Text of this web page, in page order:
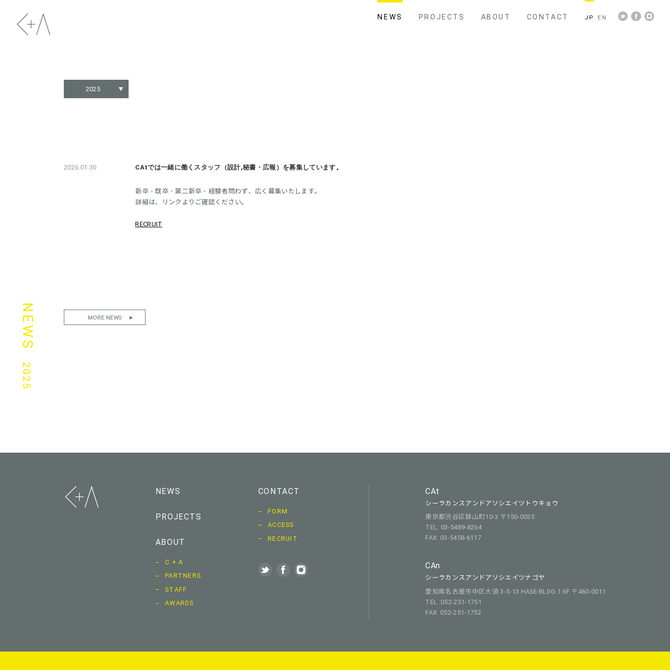
NEWS PROJECTS ABOUT CONTACT JP EN
NEWS
2025
2025
2026.01.30 CAtでは一緒に働くスタッフ（設計,秘書・広報）を募集しています。
新卒・既卒・第二新卒・経験者問わず、広く募集いたします。
詳細は、リンクよりご確認ください。
RECRUIT
MORE NEWS
NEWS
PROJECTS
ABOUT
C + A
PARTNERS
STAFF
AWARDS
CONTACT
FORM
ACCESS
RECRUIT
CAt
シーラカンスアンドアソシエイツトウキョウ
東京都渋谷区鉢山町10-3 〒150-0035
TEL: 03-5489-8264
FAX: 03-5458-6117
CAn
シーラカンスアンドアソシエイツナゴヤ
愛知県名古屋市中区大須 3-5-13 HASE-BLDG.1 6F 〒460-0011
TEL :052-251-1751
FAX: 052-251-1752